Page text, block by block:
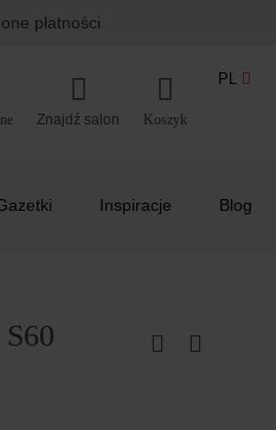
płatności
Koszyk
PL
Inspiracje Blog